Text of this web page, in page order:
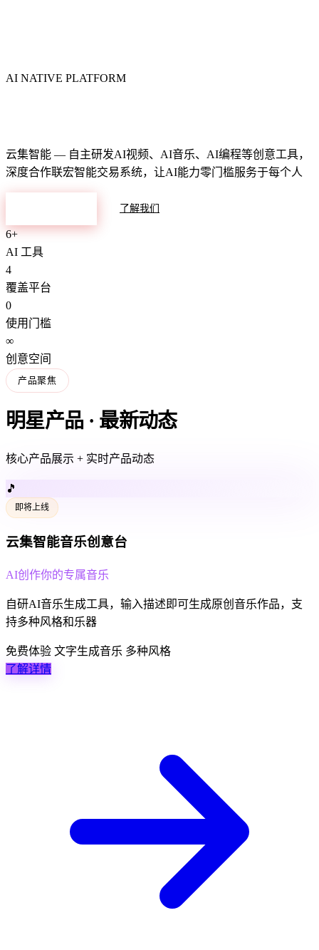
AI NATIVE PLATFORM
云集智能 — 自主研发AI视频、AI音乐、AI编程等创意工具，
深度合作联宏智能交易系统，让AI能力零门槛服务于每个人
了解我们
6+
AI 工具
4
覆盖平台
0
使用门槛
∞
创意空间
产品聚焦
明星产品 · 最新动态
核心产品展示 + 实时产品动态
🎵
即将上线
云集智能音乐创意台
AI创作你的专属音乐
自研AI音乐生成工具，输入描述即可生成原创音乐作品，支
持多种风格和乐器
免费体验 文字生成音乐 多种风格
了解详情